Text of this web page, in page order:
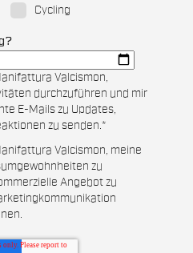
Cycling
Valcismon,
durchzuführen und mir
E-Mails zu Updates,
zu senden.*
Valcismon, meine
zu
Angebot zu